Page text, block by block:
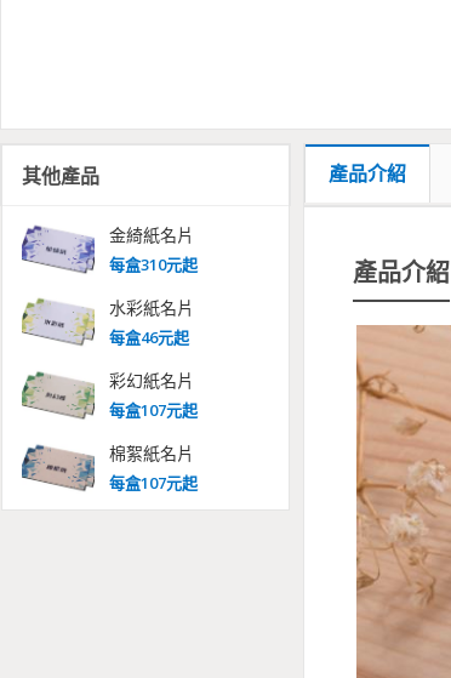
其他產品
金綺紙名片
每盒310元起
水彩紙名片
每盒46元起
彩幻紙名片
每盒107元起
棉絮紙名片
每盒107元起
產品介紹
產品介紹